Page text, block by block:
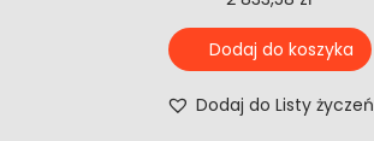
Dodaj do koszyka
Dodaj do Listy życzeń